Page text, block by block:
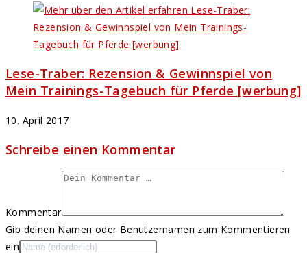
Lese-Traber: Rezension & Gewinnspiel von
Mein Trainings-Tagebuch für Pferde [werbung]
10. April 2017
Schreibe einen Kommentar
Kommentar
Gib deinen Namen oder Benutzernamen zum Kommentieren
ein